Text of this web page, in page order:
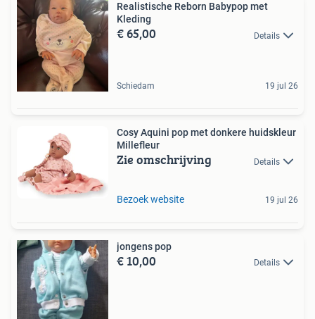
Realistische Reborn Babypop met
Kleding
€ 65,00 Details
Schiedam 19 jul 26
Cosy Aquini pop met donkere huidskleur
Millefleur
Zie omschrijving Details
Bezoek website 19 jul 26
jongens pop
€ 10,00 Details